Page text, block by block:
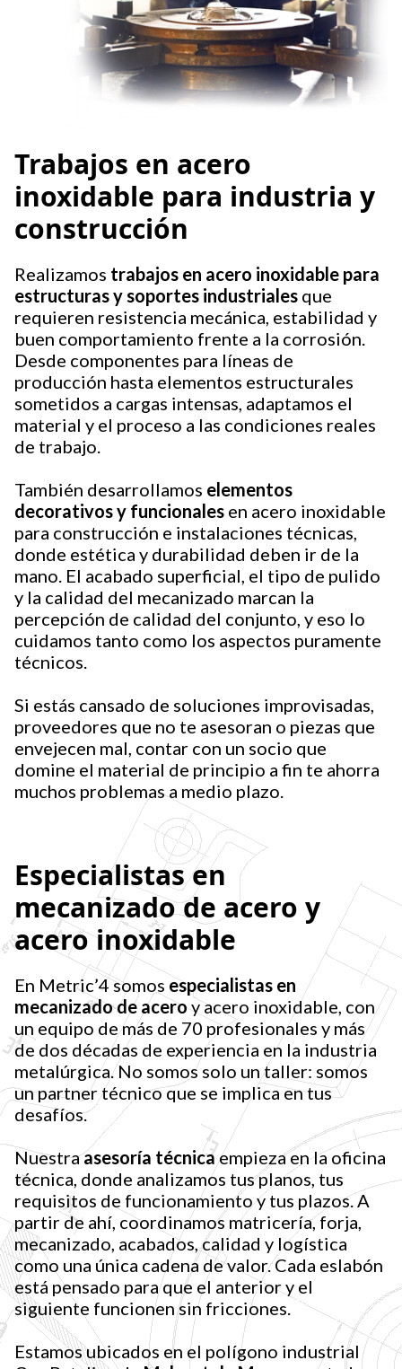
Trabajos en acero
inoxidable para industria y
construcción
Realizamos trabajos en acero inoxidable para
estructuras y soportes industriales que
requieren resistencia mecánica, estabilidad y
buen comportamiento frente a la corrosión.
Desde componentes para líneas de
producción hasta elementos estructurales
sometidos a cargas intensas, adaptamos el
material y el proceso a las condiciones reales
de trabajo.
También desarrollamos elementos
decorativos y funcionales en acero inoxidable
para construcción e instalaciones técnicas,
donde estética y durabilidad deben ir de la
mano. El acabado superficial, el tipo de pulido
y la calidad del mecanizado marcan la
percepción de calidad del conjunto, y eso lo
cuidamos tanto como los aspectos puramente
técnicos.
Si estás cansado de soluciones improvisadas,
proveedores que no te asesoran o piezas que
envejecen mal, contar con un socio que
domine el material de principio a fin te ahorra
muchos problemas a medio plazo.
Especialistas en
mecanizado de acero y
acero inoxidable
En Metric’4 somos especialistas en
mecanizado de aceroy acero inoxidable, con
un equipo de más de 70 profesionales y más
de dos décadas de experiencia en la industria
metalúrgica. No somos solo un taller: somos
un partner técnico que se implica en tus
desafíos.
Nuestraasesoría técnicaempieza en la oficina
técnica, donde analizamos tus planos, tus
requisitos de funcionamiento y tus plazos. A
partir de ahí, coordinamos matricería, forja,
mecanizado, acabados, calidad y logística
como una única cadena de valor. Cada eslabón
está pensado para que el anterior y el
siguiente funcionen sin fricciones.
Estamos ubicados en el polígono industrial